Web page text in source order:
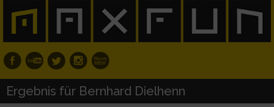
Ergebnis für Bernhard Dielhenn